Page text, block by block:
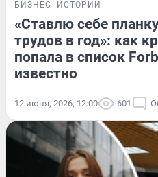
БИЗНЕС ИСТОРИИ
«Ставлю себе
трудов в год»: как
попала в список
известно
12 июня, 2026, 12:00 601